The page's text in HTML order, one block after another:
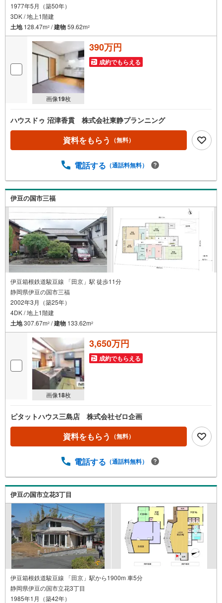
1977年5月（築50年）
3DK / 地上1階建
土地128.47m2 /建物59.62m2
画像19枚
390万円
成約でもらえる
ハウスドゥ 沼津香貫 株式会社東静プランニング
資料をもらう （無料）
電話する （通話料無料）
伊豆の国市三福
伊豆箱根鉄道駿豆線 「田京」駅 徒歩11分
静岡県伊豆の国市三福
2002年3月（築25年）
4DK / 地上1階建
土地307.67m2 /建物 133.62m2
画像18枚
3,650万円
成約でもらえる
ピタットハウス三島店 株式会社ゼロ企画
資料をもらう （無料）
電話する （通話料無料）
伊豆の国市立花3丁目
伊豆箱根鉄道駿豆線 「田京」駅から1900m 車5分
静岡県伊豆の国市立花3丁目
1985年1月（築42年）